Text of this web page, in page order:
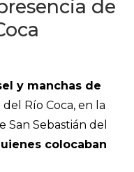
de
y manchas de
Río Coca, en la
Sebastián del
colocaban